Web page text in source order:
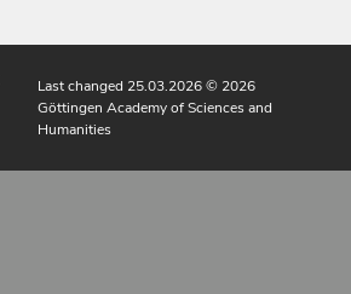
Last changed 25.03.2026© 2026
Göttingen Academy of Sciences and
Humanities